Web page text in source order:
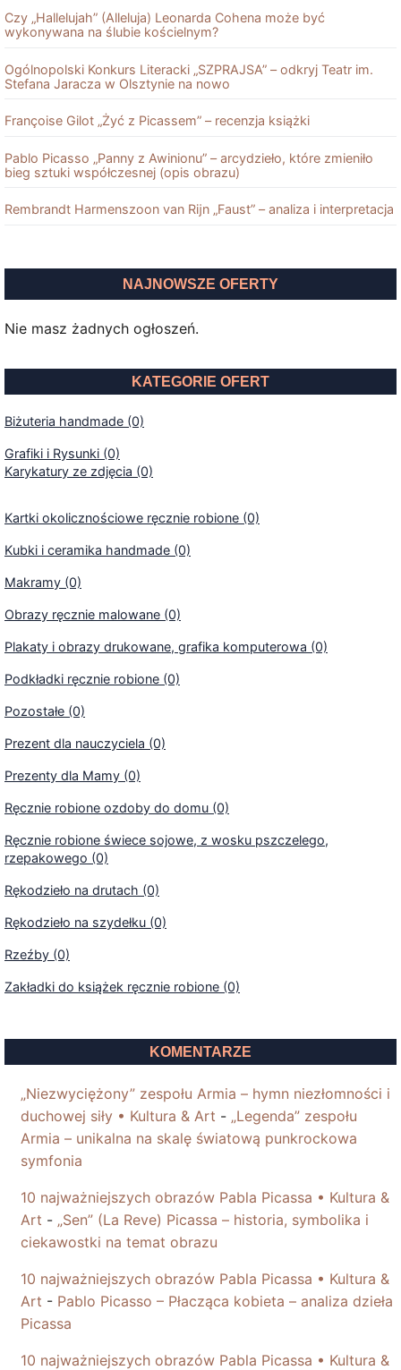
Czy „Hallelujah” (Alleluja) Leonarda Cohena może być
wykonywana na ślubie kościelnym?
Ogólnopolski Konkurs Literacki „SZPRAJSA” – odkryj Teatr im.
Stefana Jaracza w Olsztynie na nowo
Françoise Gilot „Żyć z Picassem” – recenzja książki
Pablo Picasso „Panny z Awinionu” – arcydzieło, które zmieniło
bieg sztuki współczesnej (opis obrazu)
Rembrandt Harmenszoon van Rĳn „Faust” – analiza i interpretacja
NAJNOWSZE OFERTY
Nie masz żadnych ogłoszeń.
KATEGORIE OFERT
Biżuteria handmade (0)
Grafiki i Rysunki (0)
Karykatury ze zdjęcia (0)
Kartki okolicznościowe ręcznie robione (0)
Kubki i ceramika handmade (0)
Makramy (0)
Obrazy ręcznie malowane (0)
Plakaty i obrazy drukowane, grafika komputerowa (0)
Podkładki ręcznie robione (0)
Pozostałe (0)
Prezent dla nauczyciela (0)
Prezenty dla Mamy (0)
Ręcznie robione ozdoby do domu (0)
Ręcznie robione świece sojowe, z wosku pszczelego,
rzepakowego (0)
Rękodzieło na drutach (0)
Rękodzieło na szydełku (0)
Rzeźby (0)
Zakładki do książek ręcznie robione (0)
KOMENTARZE
„Niezwyciężony” zespołu Armia – hymn niezłomności i
duchowej siły • Kultura & Art - „Legenda” zespołu
Armia – unikalna na skalę światową punkrockowa
symfonia
10 najważniejszych obrazów Pabla Picassa • Kultura &
Art - „Sen” (La Reve) Picassa – historia, symbolika i
ciekawostki na temat obrazu
10 najważniejszych obrazów Pabla Picassa • Kultura &
Art - Pablo Picasso – Płacząca kobieta – analiza dzieła
Picassa
10 najważniejszych obrazów Pabla Picassa • Kultura &